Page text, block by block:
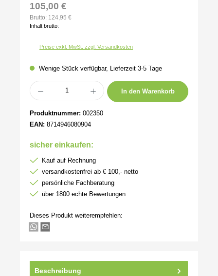
105,00 €
Brutto: 124,95 €
Inhalt brutto:
Preise exkl. MwSt. zzgl. Versandkosten
Wenige Stück verfügbar, Lieferzeit 3-5 Tage
Produkt Anzahl: Gib den gewünschten Wert ein oder benutze die Schaltflächen
In den Warenkorb
Produktnummer: 002350
EAN: 8714946080904
sicher einkaufen:
Kauf auf Rechnung
versandkostenfrei ab € 100,- netto
persönliche Fachberatung
über 1800 echte Bewertungen
Dieses Produkt weiterempfehlen:
Beschreibung